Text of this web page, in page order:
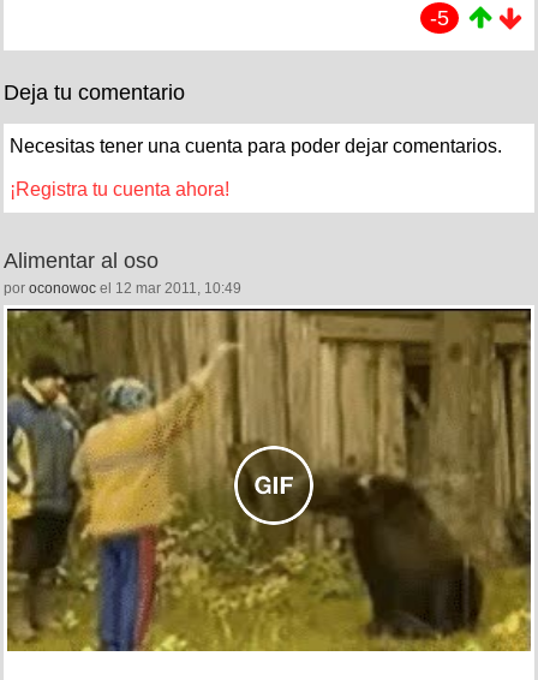
-5
Deja tu comentario
Necesitas tener una cuenta para poder dejar comentarios.
¡Registra tu cuenta ahora!
Alimentar al oso
por oconowoc el 12 mar 2011, 10:49